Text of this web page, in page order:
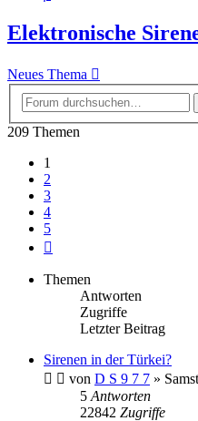
Elektronische
Neues Thema
209 Themen
1
2
3
4
5
Themen
Antworten
Zugriffe
Letzter Beitrag
Sirenen in der Türkei?
von D S 9 7 7 »
5 Antworten
22842 Zugriffe